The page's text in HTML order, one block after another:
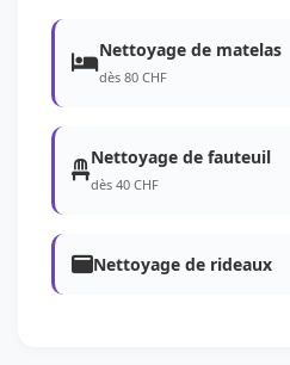
Nettoyage de matelas
dès 80 CHF
Nettoyage de fauteuil
dès 40 CHF
Nettoyage de rideaux